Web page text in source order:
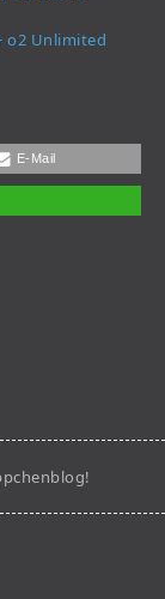
o2 Unlimited
E-Mail